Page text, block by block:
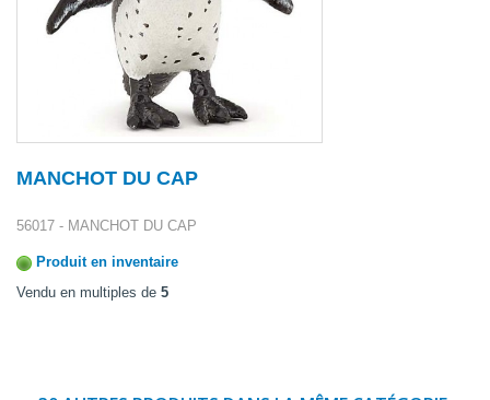
MANCHOT DU CAP
56017 - MANCHOT DU CAP
Produit en inventaire
Vendu en multiples de 5